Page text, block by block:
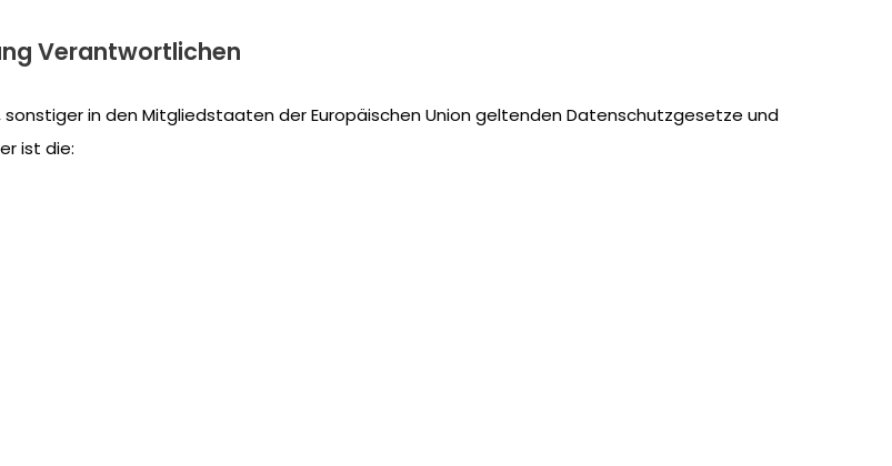
Verantwortlichen
in den Mitgliedstaaten der Europäischen Union geltenden Datenschutzgesetze und
ist die: